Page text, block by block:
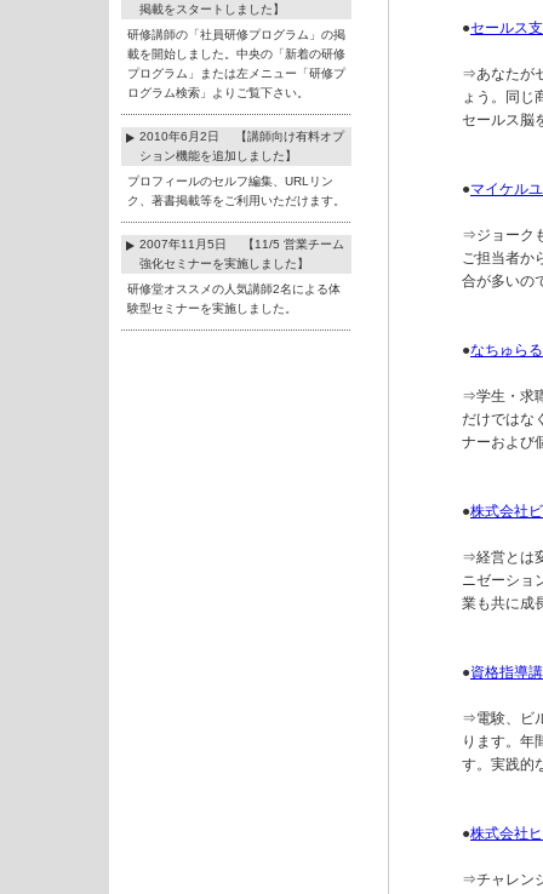
掲載をスタートしました】
研修講師の「社員研修プログラム」の掲
載を開始しました。中央の「新着の研修
プログラム」または左メニュー「研修プ
ログラム検索」よりご覧下さい。
2010年6月2日 【講師向け有料オプ
ション機能を追加しました】
プロフィールのセルフ編集、URLリン
ク、著書掲載等をご利用いただけます。
2007年11月5日 【11/5 営業チーム
強化セミナーを実施しました】
研修堂オススメの人気講師2名による体
験型セミナーを実施しました。
●セールス
⇒あなたが
ょう。同じ
セールス脳
●マイケル
⇒ジョーク
ご担当者か
合が多いの
●なちゅら
⇒学生・求
だけではな
ナーおよび
●株式会社
⇒経営とは
ニゼーショ
業も共に成
●資格指導
⇒電験、ビ
ります。年
す。実践的
●株式会社
⇒チャレン